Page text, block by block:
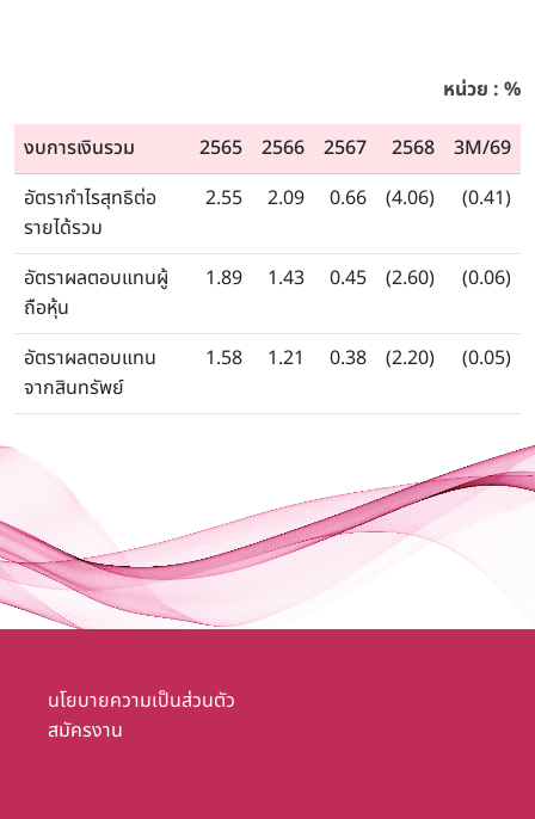
หน่วย : %
งบการเงินรวม 2565 2566 2567 2568
3M/69
อัตรากำไรสุทธิต่อ
รายได้รวม
2.55 2.09 0.66 (4.06) (0.41)
อัตราผลตอบแทนผู้
ถือหุ้น
1.89 1.43 0.45 (2.60) (0.06)
อัตราผลตอบแทน
จากสินทรัพย์
1.58 1.21 0.38 (2.20) (0.05)
นโยบายความเป็นส่วนตัว
สมัครงาน